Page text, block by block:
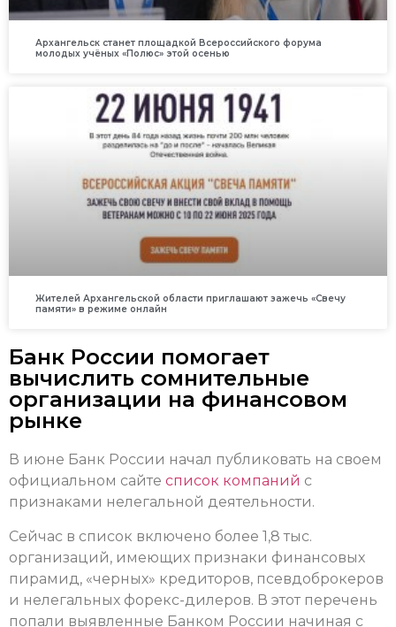
Архангельск станет площадкой Всероссийского форума
молодых учёных «Полюс» этой осенью
Жителей Архангельской области приглашают зажечь «Свечу
памяти» в режиме онлайн
Банк России помогает
вычислить сомнительные
организации на финансовом
рынке
В июне Банк России начал публиковать на своем
официальном сайте список компаний с
признаками нелегальной деятельности.
Сейчас в список включено более 1,8 тыс.
организаций, имеющих признаки финансовых
пирамид, «черных» кредиторов, псевдоброкеров
и нелегальных форекс-дилеров. В этот перечень
попали выявленные Банком России начиная с